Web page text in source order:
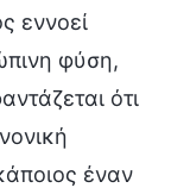
εννοεί
φύση,
ότι
έναν